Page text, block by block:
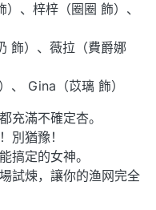
、梓梓（圈圈 飾）、
飾）、薇拉（費爵娜
、 Gina（苡璃 飾）
充滿不確定杏。
別猶豫！
搞定的女神。
試煉，讓你的渔网完全